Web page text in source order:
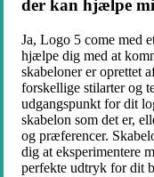
der kan hjælpe
Ja, Logo 5 come med
hjælpe dig med at
skabeloner er oprettet
forskellige stilarter og
udgangspunkt for dit
skabelon som det er,
og præferencer.
dig at eksperimentere
perfekte udtryk for dit